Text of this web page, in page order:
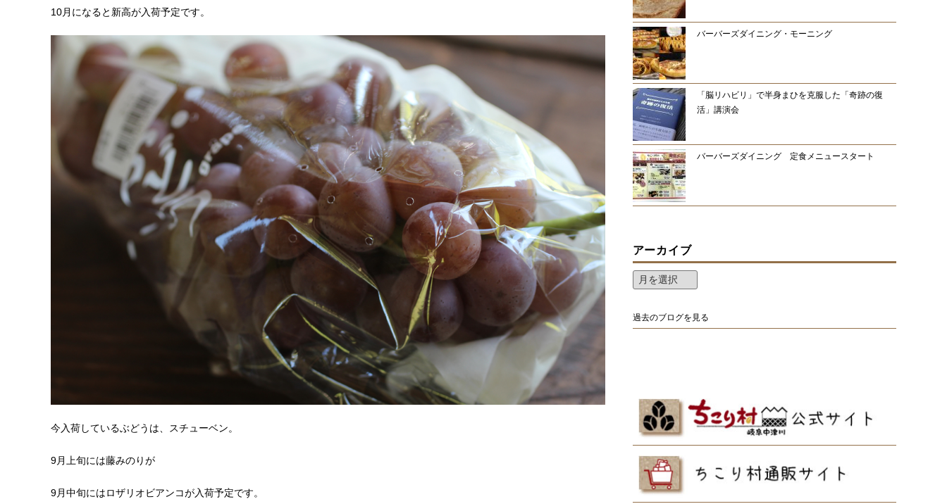
10月になると新高が入荷予定です。
今入荷しているぶどうは、スチューベン。
9月上旬には藤みのりが
9月中旬にはロザリオビアンコが入荷予定です。
バーバーズダイニング・モーニング
「脳リハビリ」で半身まひを克服した「奇跡の復
活」講演会
バーバーズダイニング 定食メニュースタート
アーカイブ
過去のブログを見る